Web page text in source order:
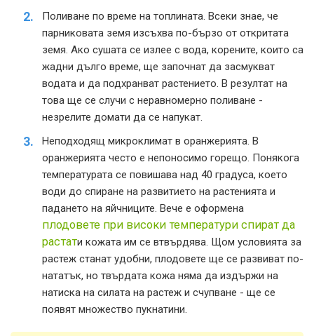
Поливане по време на топлината. Всеки знае, че
парниковата земя изсъхва по-бързо от откритата
земя. Ако сушата се излее с вода, корените, които са
жадни дълго време, ще започнат да засмукват
водата и да подхранват растението. В резултат на
това ще се случи с неравномерно поливане -
незрелите домати да се напукат.
Неподходящ микроклимат в оранжерията. В
оранжерията често е непоносимо горещо. Понякога
температурата се повишава над 40 градуса, което
води до спиране на развитието на растенията и
падането на яйчниците. Вече е оформена
плодовете при високи температури спират да
растати кожата им се втвърдява. Щом условията за
растеж станат удобни, плодовете ще се развиват по-
нататък, но твърдата кожа няма да издържи на
натиска на силата на растеж и счупване - ще се
появят множество пукнатини.